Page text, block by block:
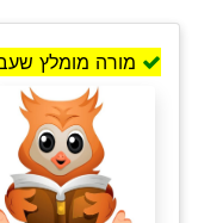
מורה מומלץ